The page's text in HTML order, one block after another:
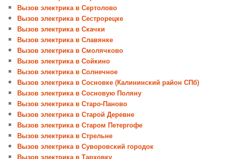
Вызов электрика в Сертолово
Вызов электрика в Сестрорецке
Вызов электрика в Скачки
Вызов электрика в Славянке
Вызов электрика в Смолячково
Вызов электрика в Сойкино
Вызов электрика в Солнечное
Вызов электрика в Сосновке (Калининский район СПб)
Вызов электрика в Сосновую Поляну
Вызов электрика в Старо-Паново
Вызов электрика в Старой Деревне
Вызов электрика в Старом Петергофе
Вызов электрика в Стрельне
Вызов электрика в Суворовский городок
Вызов электрика в Тарховку